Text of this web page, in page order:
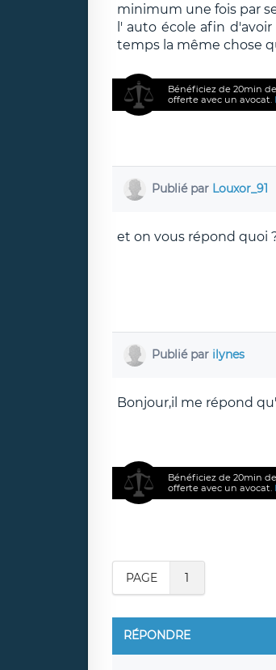
minimum une fois par
l' auto école afin
temps la même chose
Bénéficiez de 20min
offerte avec un avocat.
Publié par Louxor_91
et on vous répond quoi
Publié par ilynes
Bonjour,il me répond
Bénéficiez de 20min
offerte avec un avocat.
PAGE 1
RÉPONDRE